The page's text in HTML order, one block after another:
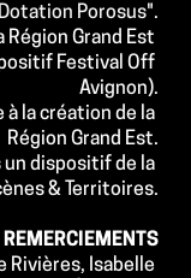
Porosus".
Grand Est
Festival Off
Avignon).
à la création de la
Région Grand Est.
dispositif de la
& Territoires.
REMERCIEMENTS
Rivières, Isabelle